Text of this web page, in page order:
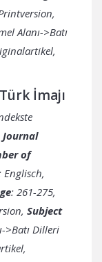
Alanı->Batı
İmajı
Journal
of
Englisch,
: 261-275,
Subject
>Batı Dilleri